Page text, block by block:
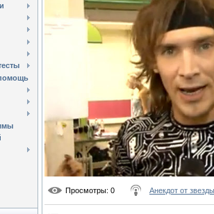
Просмотры: 0 Анекдот от звезды